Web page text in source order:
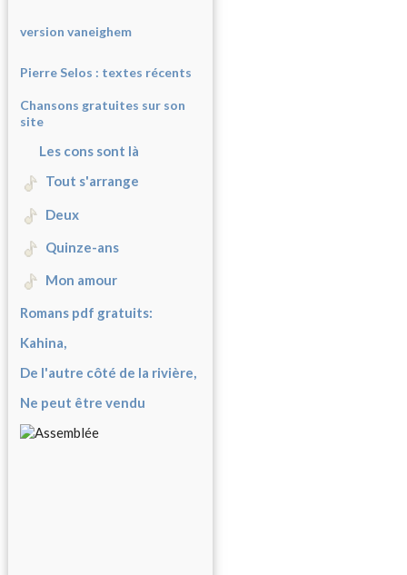
version vaneighem
Pierre Selos : textes récents
Chansons gratuites sur son
site
Les cons sont là
Tout s'arrange
Deux
Quinze-ans
Mon amour
Romans pdf gratuits:
Kahina,
De l'autre côté de la rivière,
Ne peut être vendu